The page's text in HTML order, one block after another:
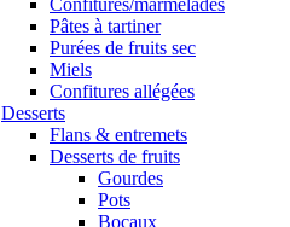
Pâtes à tartiner
Purées de fruits sec
Miels
Confitures allégées
Desserts
Flans & entremets
Desserts de fruits
Gourdes
Pots
Bocaux